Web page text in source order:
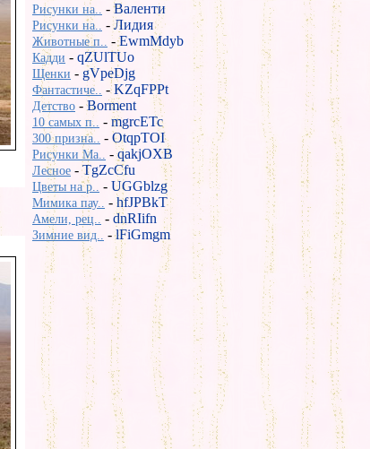
Рисунки на.. -Валенти
Рисунки на.. -Лидия
Животные п.. -EwmMdyb
Кадди - qZUlTUo
Щенки - gVpeDjg
Фантастиче.. -KZqFPPt
Детство -Borment
10 самых п.. - mgrcETc
300 призна.. - OtqpTOI
Рисунки Ma.. -qakjOXB
Лесное -TgZcCfu
Цветы на р.. - UGGblzg
Мимика пау.. - hfJPBkT
Амели, рец.. - dnRIifn
Зимние вид.. -lFiGmgm